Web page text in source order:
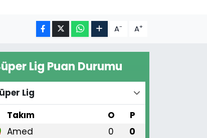
A- A+
Lig Puan Durumu
Lig
Takım O P
Amed 0 0